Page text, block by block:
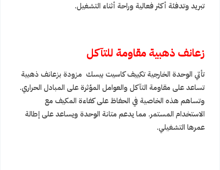
تبريد وتدفئة أكثر فعالية وراحة أثناء التشغيل.
زعانف ذهبية مقاومة للتآكل
تأتي الوحدة الخارجية تكييف كاسيت بيسك مزودة بزعانف ذهبية
تساعد على مقاومة التآكل والعوامل المؤثرة على المبادل الحراري.
وتساهم هذه الخاصية في الحفاظ على كفاءة المكيف مع
الاستخدام المستمر. مما يدعم متانة الوحدة ويساعد على إطالة
عمرها التشغيلي.